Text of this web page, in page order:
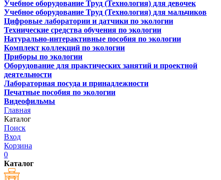
Учебное оборудование Труд (Технология) для девочек
Учебное оборудование Труд (Технология) для мальчиков
Цифровые лаборатории и датчики по экологии
Технические средства обучения по экологии
Натурально-интерактивные пособия по экологии
Комплект коллекций по экологии
Приборы по экологии
Оборудование для практических занятий и проектной
деятельности
Лабораторная посуда и принадлежности
Печатные пособия по экологии
Видеофильмы
Главная
Каталог
Поиск
Вход
Корзина
0
Каталог